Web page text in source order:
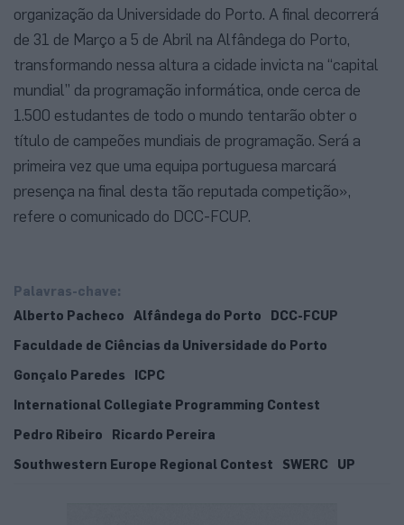
organização da Universidade do Porto. A final decorrerá
de 31 de Março a 5 de Abril na Alfândega do Porto,
transformando nessa altura a cidade invicta na “capital
mundial” da programação informática, onde cerca de
1.500 estudantes de todo o mundo tentarão obter o
título de campeões mundiais de programação. Será a
primeira vez que uma equipa portuguesa marcará
presença na final desta tão reputada competição»,
refere o comunicado do DCC-FCUP.
Palavras-chave:
Alberto Pacheco
Alfândega do Porto
DCC-FCUP
Faculdade de Ciências da Universidade do Porto
Gonçalo Paredes
ICPC
International Collegiate Programming Contest
Pedro Ribeiro
Ricardo Pereira
Southwestern Europe Regional Contest
SWERC UP